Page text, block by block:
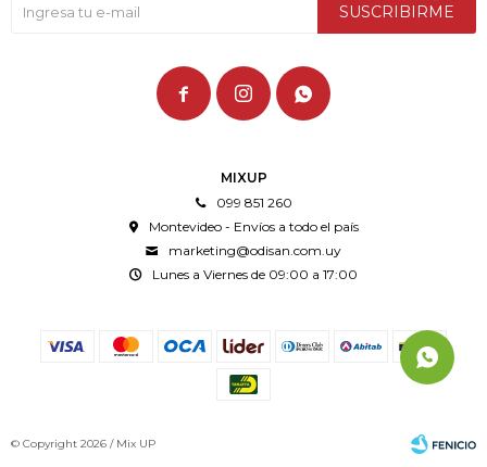
MIXUP
099 851 260
Montevideo - Envíos a todo el país
marketing@odisan.com.uy
Lunes a Viernes de 09:00 a 17:00
SUSCRIBIRME
  
© Copyright 2026 / Mix UP